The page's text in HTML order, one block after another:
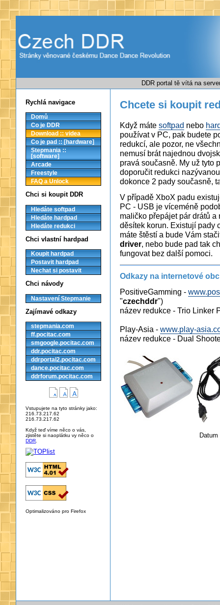
DDR portal tě vítá na
Rychlá navigace
Domů
Co je DDR
Download :: videa
Co je pad :: [hardware]
Stepmania ::
[software]
Arcade
Freestyle
FAQ a Unlock
Chci si koupit DDR
Hledáte softpad
Hledáte hardpad
Hledáte redukci
Chci vlastní hardpad
Koupit hardpad
Postavit hardpad
Nechat si postavit
Chci návody
Nastavení Stepmanie
Zajímavé odkazy
stepmania.com
ff.pocitac.com
smgoogle.pocitac.com
ddr.pocitac.com
ddrportal2.pocitac.com
dance.pocitac.com
ddrforum.pocitac.com
Vstupujete na tyto stránky jako:
216.73.217.62
216.73.217.62
Když teď víme něco o vás,
zjistěte si naoplátku vy něco o
DDR
Optimalizováno pro Firefox
Chcete si koupit
Když mátesoftpad nebo
používat v PC, pak budete
redukcí, ale pozor, ne
nemusí brát najednou
pravá současně. My už tyto
doporučit redukci
dokonce 2 pady současně,
V případě XboX padu
PC - USB je víceméně
maličko přepájet pár drátů
děsítek korun. Existují pady
máte štěstí a bude Vám
driver, nebo bude pad tak
fungovat bez další pomoci.
Odkazy na internetové
PositiveGamming -
"czechddr")
název redukce - Trio Linker
Play-Asia -www.play-
název redukce - Dual